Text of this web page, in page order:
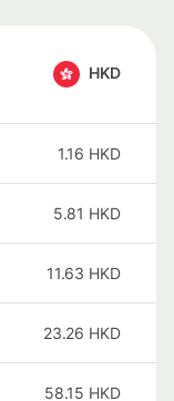
HKD
1.16 HKD
5.81 HKD
11.63 HKD
23.26 HKD
58.15 HKD